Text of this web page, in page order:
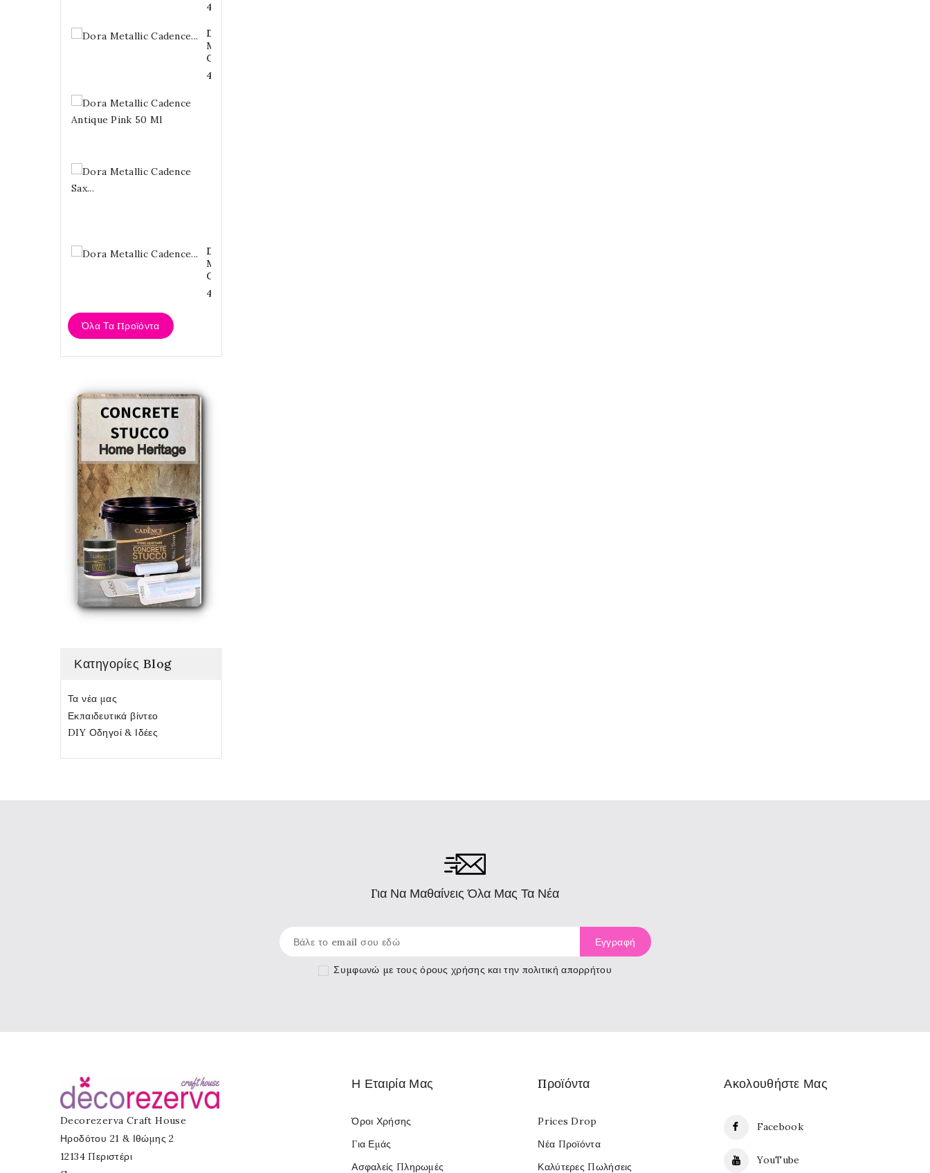
4,20 €
Dora
Metallic
Cadence...
4,20 €
Dora
Metallic
Cadence...
4,20 €
Όλα Τα Προϊόντα
Κατηγορίες Blog
Τα νέα μας
Εκπαιδευτικά βίντεο
DIY Οδηγοί & Ιδέες
Για Να Μαθαίνεις Όλα Μας Τα Νέα
Συμφωνώ με τουςόρους χρήσης και την πολιτική απορρήτου
Ακολουθήστε Μας
Facebook
YouTube
Decorezerva Craft House
Ηροδότου 21 & Ιθώμης 2
12134 Περιστέρι
Προϊόντα
Prices Drop
Νέα Προϊόντα
Καλύτερες Πωλήσεις
Η Εταιρία Μας
Όροι Χρήσης
Για Εμάς
Ασφαλείς Πληρωμές